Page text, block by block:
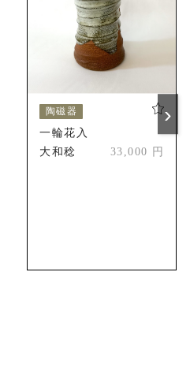
ント
支部長賞受賞
別賞受賞
器展受賞
センター賞受賞
陶磁器
一輪花入
大和稔
33,000 円
›